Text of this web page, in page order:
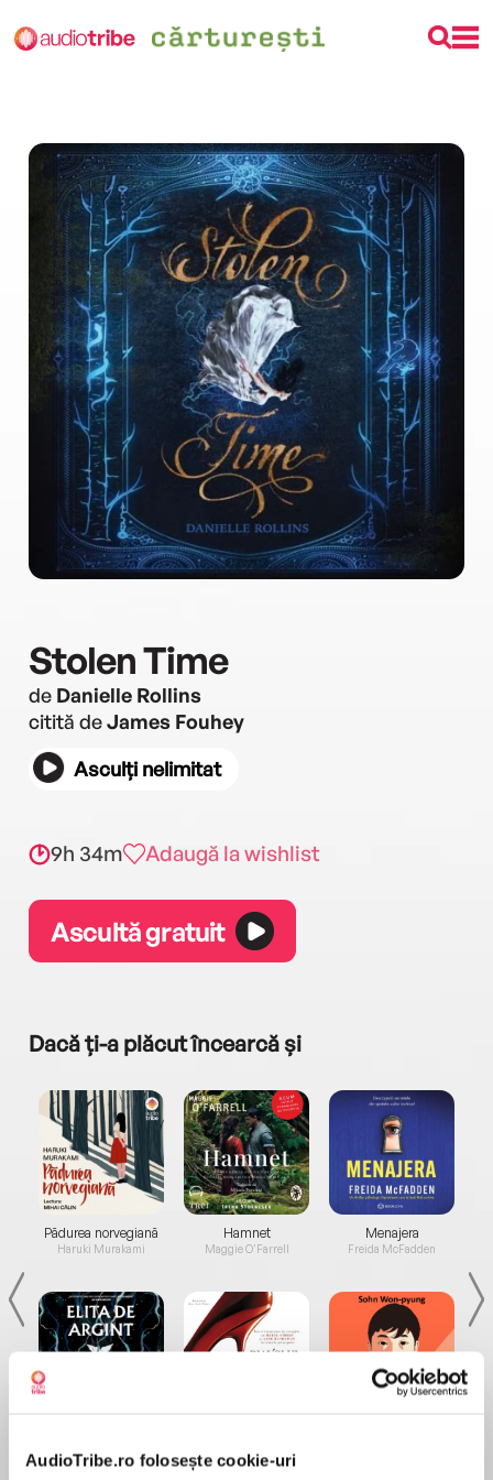
AudioTribe.ro folosește cookie-uri
Stolen Time
de Danielle Rollins
citită deJames Fouhey
Asculți nelimitat
9h 34m Adaugă la wishlist
Ascultă gratuit
Dacă ți-a plăcut încearcă și
Pădurea norvegiană
Haruki Murakami
de...
Dani Francis
Hamnet
Maggie O'Farrell
la...
Lauren Weisberger
Menajera
Freida McFadden